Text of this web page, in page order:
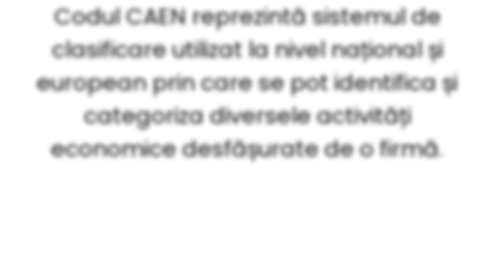
Codul CAEN reprezintă sistemul de
clasificare utilizat la nivel național și
european prin care se pot identifica și
categoriza diversele activități
economice desfășurate de o firmă.